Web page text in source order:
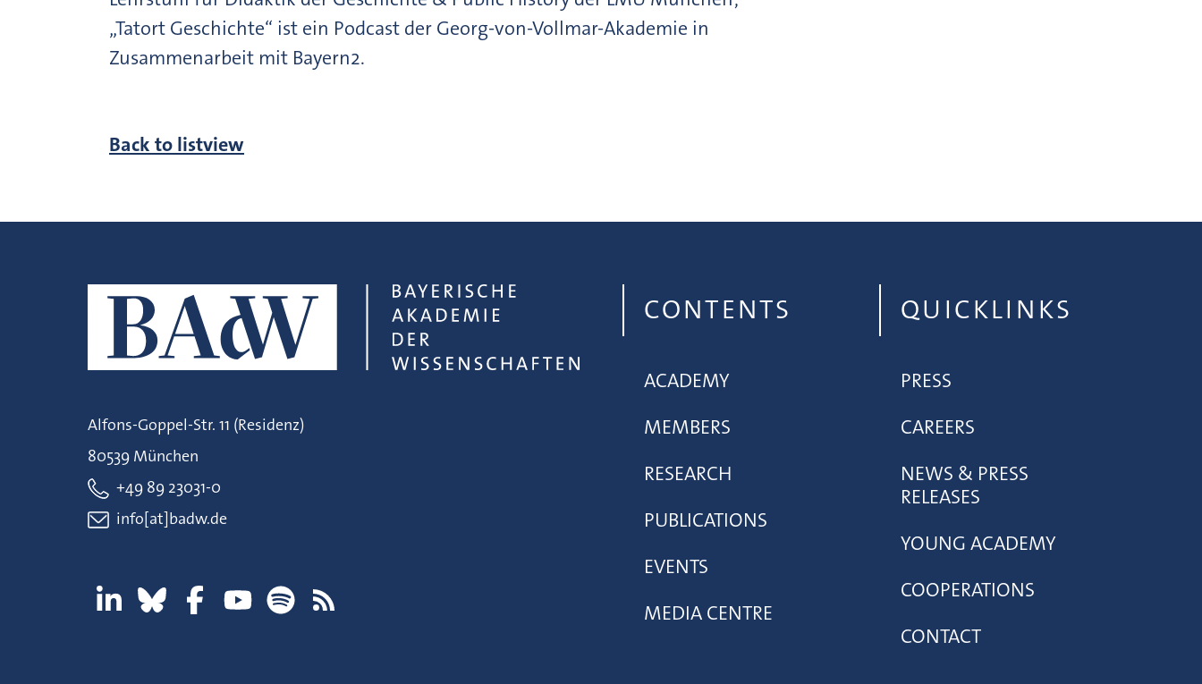
„Tatort Geschichte“ ist ein Podcast der Georg-von-Vollmar-Akademie in
Zusammenarbeit mit Bayern2.
Back to listview
Alfons-Goppel-Str. 11 (Residenz)
80539 München
+49 89 23031-0
info[at]badw.de
CONTENTS
ACADEMY
MEMBERS
RESEARCH
PUBLICATIONS
EVENTS
MEDIA CENTRE
QUICKLINKS
PRESS
CAREERS
NEWS & PRESS
RELEASES
YOUNG ACADEMY
COOPERATIONS
CONTACT